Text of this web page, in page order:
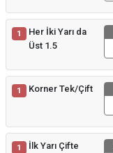
1
Her İki Yarı da
Üst 1.5
1 Korner Tek/Çift
1
İlk Yarı Çifte